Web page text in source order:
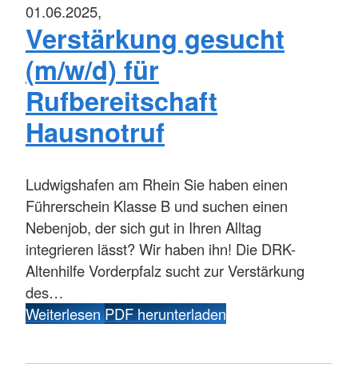
01.06.2025,
Verstärkung gesucht
(m/w/d) für
Rufbereitschaft
Hausnotruf
Ludwigshafen am Rhein Sie haben einen
Führerschein Klasse B und suchen einen
Nebenjob, der sich gut in Ihren Alltag
integrieren lässt? Wir haben ihn! Die DRK-
Altenhilfe Vorderpfalz sucht zur Verstärkung
des…
WeiterlesenPDF herunterladen